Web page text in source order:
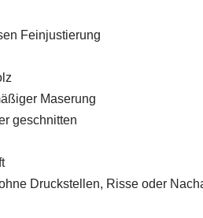
Feinjustierung
Maserung
geschnitten
Druckstellen, Risse oder